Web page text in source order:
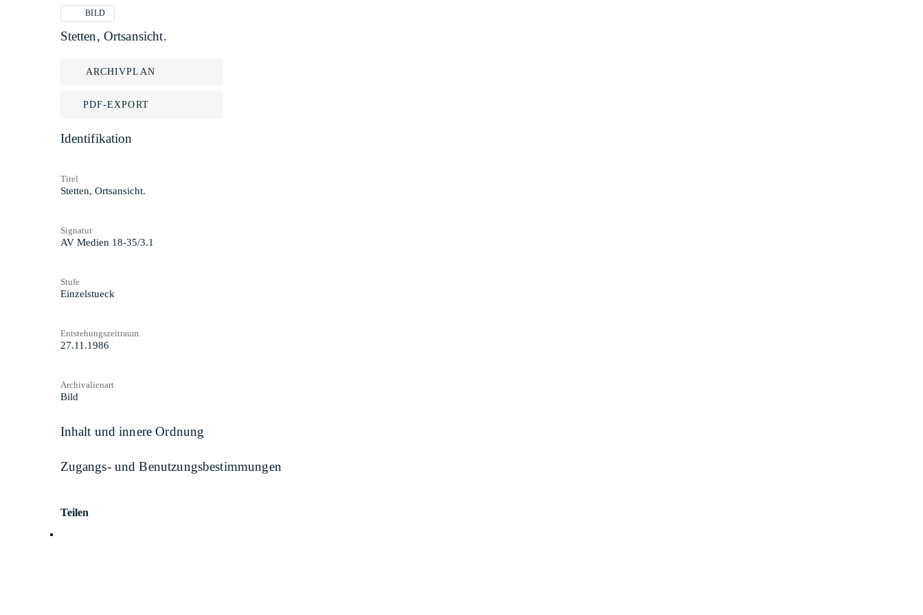
BILD
Stetten, Ortsansicht.
ARCHIVPLAN
PDF-EXPORT
Identifikation
Titel
Stetten, Ortsansicht.
Signatur
AV Medien 18-35/3.1
Stufe
Einzelstueck
Entstehungszeitraum
27.11.1986
Archivalienart
Bild
Inhalt und innere Ordnung
Zugangs- und Benutzungsbestimmungen
Teilen